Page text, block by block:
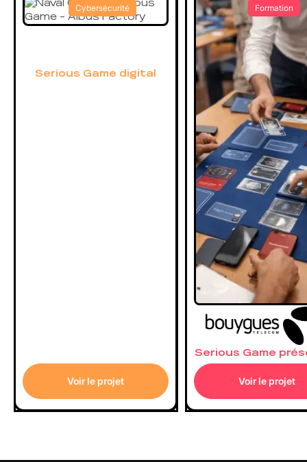
Cybersécurité
Serious Game digital
Voir le projet
Formation
Serious Game
Voir le projet